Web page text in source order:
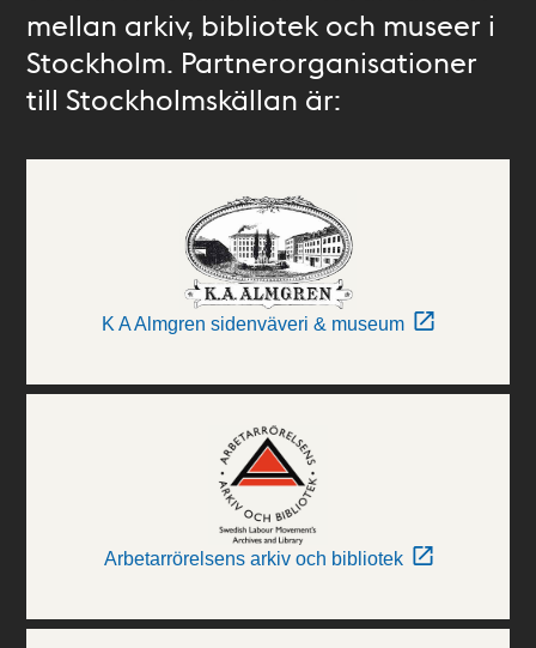
mellan arkiv, bibliotek och museer i
Stockholm. Partnerorganisationer
till Stockholmskällan är:
K A Almgren sidenväveri & museum
Arbetarrörelsens arkiv och bibliotek